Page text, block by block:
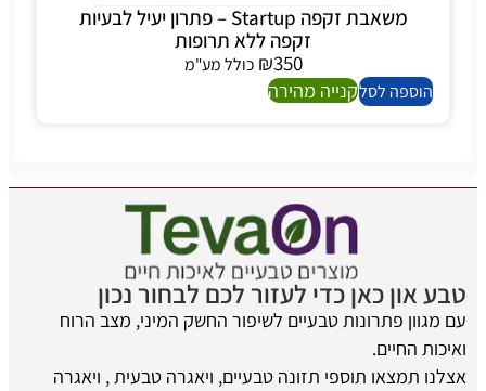
משאבת זקפה Startup – פתרון יעיל לבעיות
זקפה ללא תרופות
₪350
כולל מע"מ
הוספה לסלקנייה מהירה
טבע און כאן כדי לעזור לכם לבחור נכון
עם מגוון פתרונות טבעיים לשיפור החשק המיני, מצב הרוח
ואיכות החיים.
אצלנו תמצאו תוספי תזונה טבעיים, ויאגרה טבעית , ויאגרה